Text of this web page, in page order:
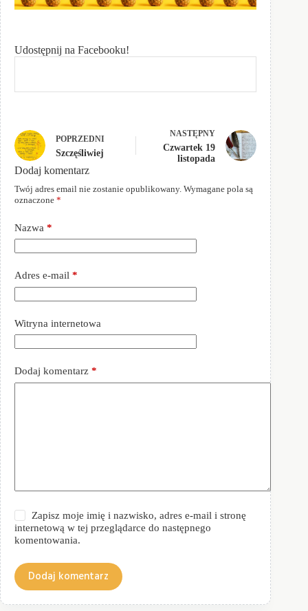
Udostępnij na Facebooku!
POPRZEDNI
Szczęśliwiej
NASTĘPNY
Czwartek 19
listopada
Dodaj komentarz
Twój adres email nie zostanie opublikowany. Wymagane pola są
oznaczone *
Nazwa *
Adres e-mail *
Witryna internetowa
Dodaj komentarz *
Zapisz moje imię i nazwisko, adres e-mail i stronę
internetową w tej przeglądarce do następnego
komentowania.
Dodaj komentarz